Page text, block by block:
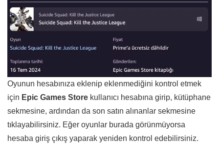
Oyunun hesabınıza eklenip eklenmediğini kontrol etmek
için Epic Games Store kullanıcı hesabına girip, kütüphane
sekmesine, ardından da son satın alınanlar sekmesine
tıklayabilirsiniz. Eğer oyunlar burada görünmüyorsa
hesaba giriş çıkış yaparak yeniden kontrol edebilirsiniz.